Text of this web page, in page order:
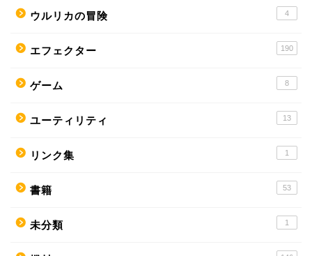
ウルリカの冒険 4
エフェクター 190
ゲーム 8
ユーティリティ 13
リンク集 1
書籍 53
未分類 1